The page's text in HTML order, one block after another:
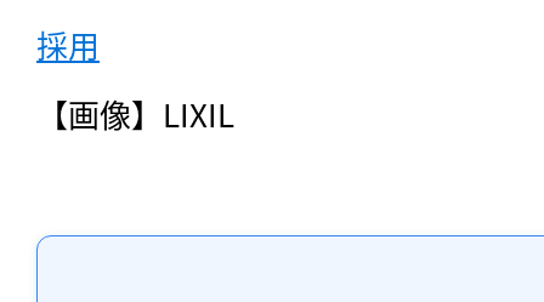
採用
【画像】LIXIL